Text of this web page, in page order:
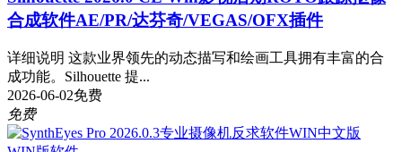
合成软件AE/PR/达芬奇/VEGAS/OFX插件
详细说明 这款业界领先的动态描写和绘画工具拥有丰富的合
成功能。Silhouette 提...
2026-06-02免费
免费